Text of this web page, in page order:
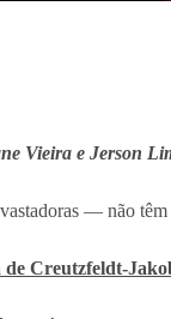
Vieira e Jerson
— não
de Creutzfeldt-